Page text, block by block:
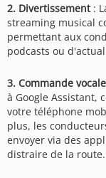
2. Divertissement:
streaming musical
permettant aux
podcasts ou
3. Commande vocale
à Google Assistant,
votre téléphone
plus, les
envoyer via des
distraire de la route.